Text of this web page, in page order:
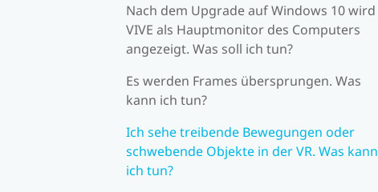
Nach dem Upgrade auf Windows 10 wird
VIVE als Hauptmonitor des Computers
angezeigt. Was soll ich tun?
Es werden Frames übersprungen. Was
kann ich tun?
Ich sehe treibende Bewegungen oder
schwebende Objekte in der VR. Was kann
ich tun?